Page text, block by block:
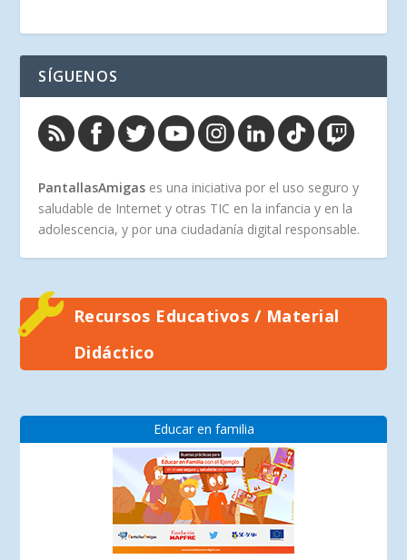
SÍGUENOS
PantallasAmigas es una iniciativa por el uso seguro y
saludable de Internet y otras TIC en la infancia y en la
adolescencia, y por una ciudadanía digital responsable.
Recursos Educativos / Material
Didáctico
Educar en familia